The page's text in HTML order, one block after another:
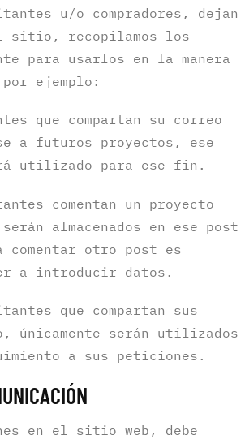
u/o compradores, dejan
sitio, recopilamos los
para usarlos en la manera
ejemplo:
que compartan su correo
a futuros proyectos, ese
utilizado para ese fin.
comentan un proyecto
almacenados en ese post
comentar otro post es
a introducir datos.
que compartan sus
únicamente serán utilizados
a sus peticiones.
en el sitio web, debe